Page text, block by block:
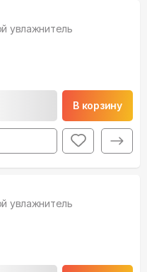
увлажнитель
В корзину
увлажнитель